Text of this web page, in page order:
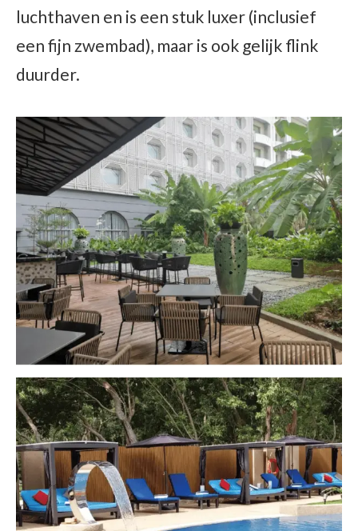
luchthaven en is een stuk luxer (inclusief
een fijn zwembad), maar is ook gelijk flink
duurder.